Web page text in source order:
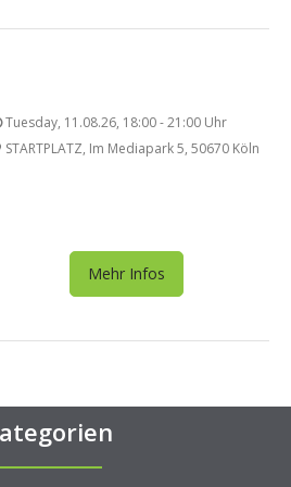
Tuesday, 11.08.26, 18:00 - 21:00 Uhr
STARTPLATZ, Im Mediapark 5, 50670 Köln
Mehr Infos